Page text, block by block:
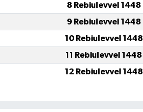
8 Rebiulevvel 1448
9 Rebiulevvel 1448
10 Rebiulevvel 1448
11 Rebiulevvel 1448
12 Rebiulevvel 1448